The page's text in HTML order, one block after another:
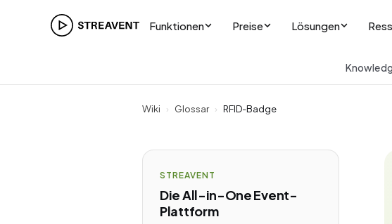
Funktionen Preise Lösungen
Wiki › Glossar › RFID-Badge
STREAVENT
Die All-in-One Event-
Plattform